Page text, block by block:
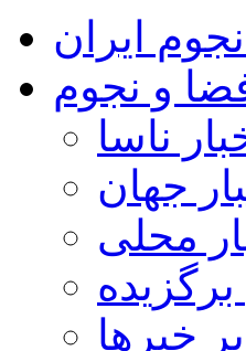
ایران
فضا و نجوم
ناسا
جهان
محلی
خبرها